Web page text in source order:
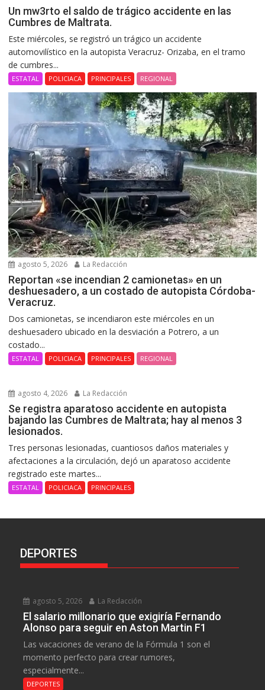
Un mw3rto el saldo de trágico accidente en las
Cumbres de Maltrata.
Este miércoles, se registró un trágico un accidente
automovilístico en la autopista Veracruz- Orizaba, en el tramo
de cumbres...
ESTATAL POLICIACA PRINCIPALES REGIONAL
agosto 5, 2026 La Redacción
Reportan «se incendian 2 camionetas» en un
deshuesadero, a un costado de autopista Córdoba-
Veracruz.
Dos camionetas, se incendiaron este miércoles en un
deshuesadero ubicado en la desviación a Potrero, a un
costado...
ESTATAL POLICIACA PRINCIPALES REGIONAL
agosto 4, 2026 La Redacción
Se registra aparatoso accidente en autopista
bajando las Cumbres de Maltrata; hay al menos 3
lesionados.
Tres personas lesionadas, cuantiosos daños materiales y
afectaciones a la circulación, dejó un aparatoso accidente
registrado este martes...
ESTATAL POLICIACA PRINCIPALES
DEPORTES
agosto 5, 2026 La Redacción
El salario millonario que exigiría Fernando
Alonso para seguir en Aston Martin F1
Las vacaciones de verano de la Fórmula 1 son el
momento perfecto para crear rumores,
especialmente...
DEPORTES